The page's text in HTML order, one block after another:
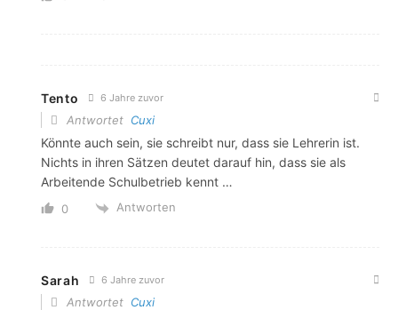
Tento 6 Jahre zuvor
Antwortet Cuxi
Könnte auch sein, sie schreibt nur, dass sie Lehrerin ist.
Nichts in ihren Sätzen deutet darauf hin, dass sie als
Arbeitende Schulbetrieb kennt …
0 Antworten
Sarah 6 Jahre zuvor
Antwortet Cuxi